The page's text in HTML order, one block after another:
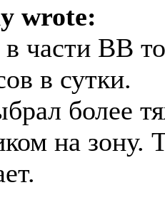
wrote:
части ВВ
в сутки.
более
на зону.